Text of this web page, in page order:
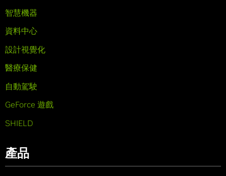
智慧機器
資料中心
設計視覺化
醫療保健
自動駕駛
GeForce 遊戲
SHIELD
產品